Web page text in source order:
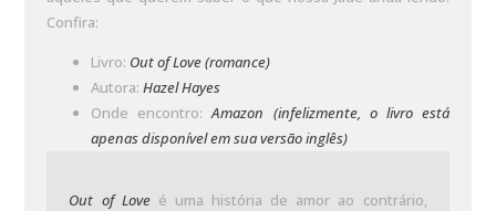
Confira:
Livro: Out of Love (romance)
Autora:Hazel Hayes
Onde encontro:Amazon (infelizmente, o livro está
apenas disponível em sua versão inglês)
Out of Love é uma história de amor ao contrário,